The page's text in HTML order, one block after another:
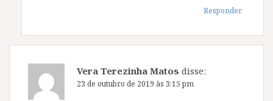
Responder
Vera Terezinha Matos disse:
23 de outubro de 2019 às 3:15 pm